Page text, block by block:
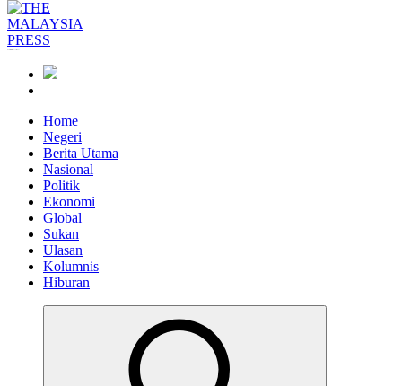
Home
Negeri
Berita Utama
Nasional
Politik
Ekonomi
Global
Sukan
Ulasan
Kolumnis
Hiburan